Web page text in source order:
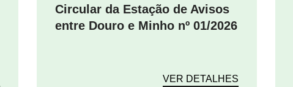
Circular da Estação de Avisos
entre Douro e Minho nº 01/2026
VER DETALHES